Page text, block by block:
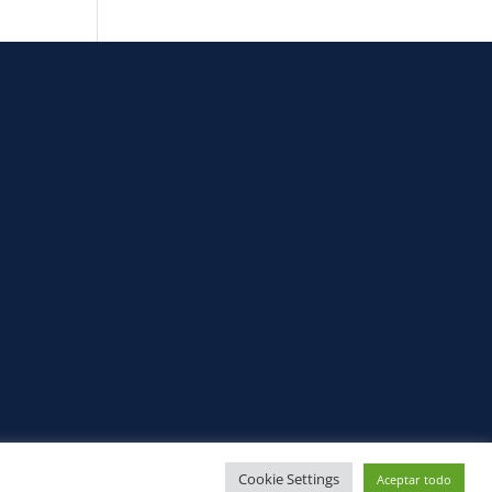
Cookie Settings Aceptar todo